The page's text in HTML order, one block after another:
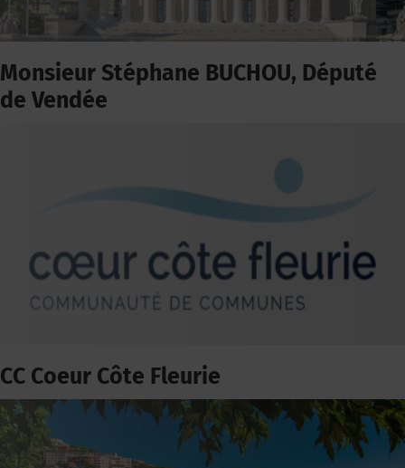
Monsieur Stéphane BUCHOU, Député
de Vendée
CC Coeur Côte Fleurie